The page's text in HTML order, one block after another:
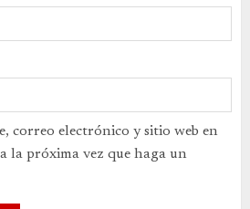
correo electrónico y sitio web en
la próxima vez que haga un